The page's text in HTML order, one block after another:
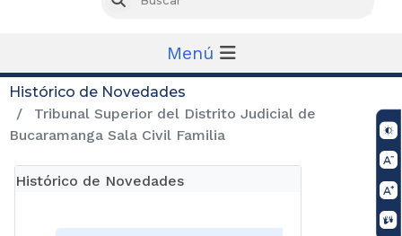
Menú
Histórico de Novedades
Tribunal Superior del Distrito Judicial de
Bucaramanga Sala Civil Familia
Histórico de Novedades